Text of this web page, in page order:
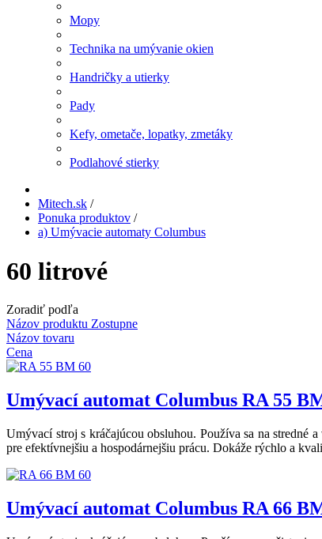
Mopy
Technika na umývanie okien
Handričky a utierky
Pady
Kefy, ometače, lopatky, zmetáky
Podlahové stierky
Mitech.sk /
Ponuka produktov /
a) Umývacie automaty Columbus
60 litrové
Zoradiť podľa
Názov produktu Zostupne
Názov tovaru
Cena
Umývací automat Columbus RA 55
Umývací stroj s kráčajúcou obsluhou. Používa sa na stredné
pre efektívnejšiu a hospodárnejšiu prácu. Dokáže rýchlo a
Umývací automat Columbus RA 66